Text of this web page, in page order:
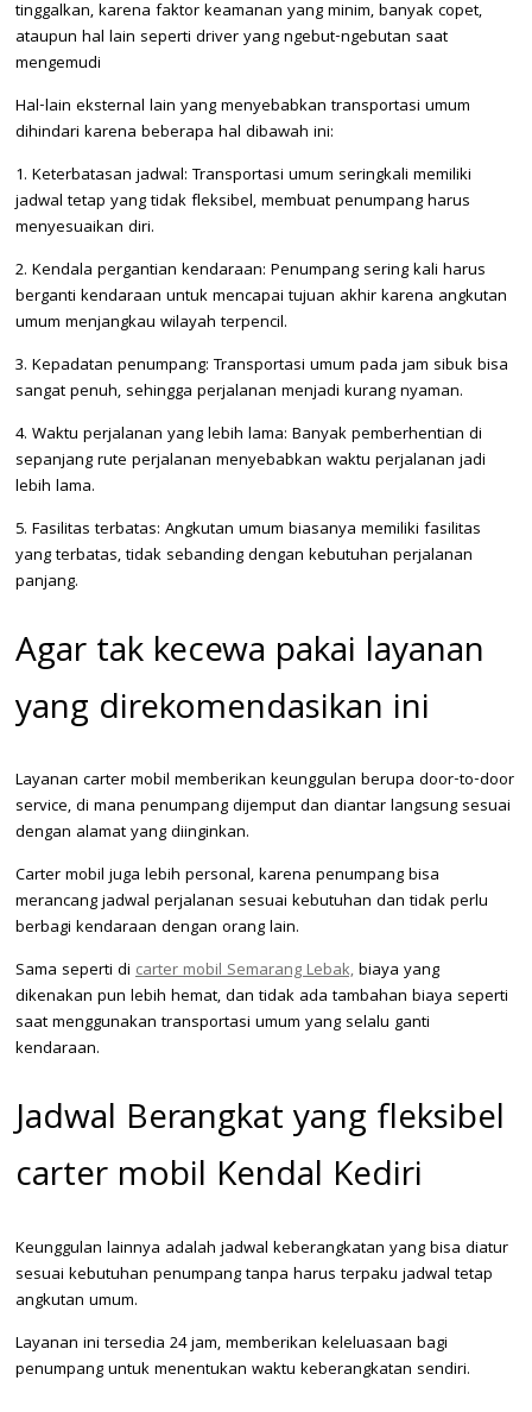
tinggalkan, karena faktor keamanan yang minim, banyak copet,
ataupun hal lain seperti driver yang ngebut-ngebutan saat
mengemudi
Hal-lain eksternal lain yang menyebabkan transportasi umum
dihindari karena beberapa hal dibawah ini:
1. Keterbatasan jadwal: Transportasi umum seringkali memiliki
jadwal tetap yang tidak fleksibel, membuat penumpang harus
menyesuaikan diri.
2. Kendala pergantian kendaraan: Penumpang sering kali harus
berganti kendaraan untuk mencapai tujuan akhir karena angkutan
umum menjangkau wilayah terpencil.
3. Kepadatan penumpang: Transportasi umum pada jam sibuk bisa
sangat penuh, sehingga perjalanan menjadi kurang nyaman.
4. Waktu perjalanan yang lebih lama: Banyak pemberhentian di
sepanjang rute perjalanan menyebabkan waktu perjalanan jadi
lebih lama.
5. Fasilitas terbatas: Angkutan umum biasanya memiliki fasilitas
yang terbatas, tidak sebanding dengan kebutuhan perjalanan
panjang.
Agar tak kecewa pakai layanan
yang direkomendasikan ini
Layanan carter mobil memberikan keunggulan berupa door-to-door
service, di mana penumpang dijemput dan diantar langsung sesuai
dengan alamat yang diinginkan.
Carter mobil juga lebih personal, karena penumpang bisa
merancang jadwal perjalanan sesuai kebutuhan dan tidak perlu
berbagi kendaraan dengan orang lain.
Sama seperti di carter mobil Semarang Lebak,biaya yang
dikenakan pun lebih hemat, dan tidak ada tambahan biaya seperti
saat menggunakan transportasi umum yang selalu ganti
kendaraan.
Jadwal Berangkat yang fleksibel
carter mobil Kendal Kediri
Keunggulan lainnya adalah jadwal keberangkatan yang bisa diatur
sesuai kebutuhan penumpang tanpa harus terpaku jadwal tetap
angkutan umum.
Layanan ini tersedia 24 jam, memberikan keleluasaan bagi
penumpang untuk menentukan waktu keberangkatan sendiri.